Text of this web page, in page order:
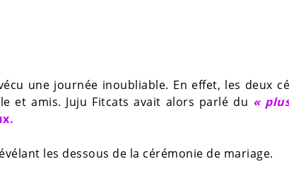
une journée inoubliable. En effet, les deux
et amis. Juju Fitcats avait alors parlé du «
les dessous de la cérémonie de mariage.